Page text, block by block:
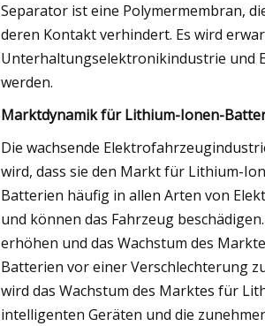
Separator ist eine Polymermembran,
deren Kontakt verhindert. Es wird
Unterhaltungselektronikindustrie und
werden.
Marktdynamik für Lithium-Ionen-
Die wachsende
wird, dass sie den Markt für Lithium-
Batterien häufig in allen Arten von
und können das Fahrzeug
erhöhen und das Wachstum des
Batterien vor einer Verschlechterung
wird das Wachstum des Marktes für
intelligenten Geräten und die